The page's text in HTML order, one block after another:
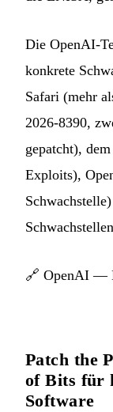
Die OpenAI-
konkrete
Safari (mehr
2026-8390,
gepatcht),
Exploits),
🔗 OpenAI —
Patch the
of Bits für
Software